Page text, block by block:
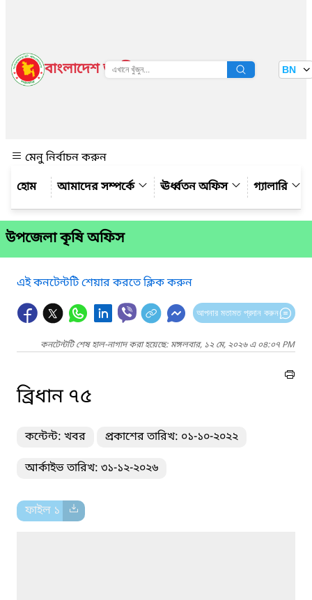
বাংলাদেশ জাতীয় তথ্য বাতায়ন BN
মেনু নির্বাচন করুন
আমাদের সম্পর্কে
ঊর্ধ্বতন অফিস গ্যালারি
উপজেলা কৃষি অফিস
এই কনটেন্টটি শেয়ার করতে ক্লিক করুন
আপনার মতামত প্রদান করুন
কনটেন্টটি শেষ হাল-নাগাদ করা হয়েছে: মঙ্গলবার, ১২ মে, ২০২৬ এ ০৪:০৭ PM
ব্রিধান ৭৫
কন্টেন্ট: খবর প্রকাশের তারিখ: ০১-১০-২০২২
আর্কাইভ তারিখ: ৩১-১২-২০২৬
ফাইল ১